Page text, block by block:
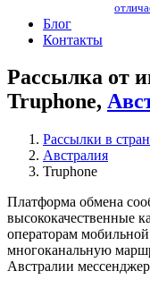
Блог
Контакты
Рассылка от
Truphone,
Рассылки в
Австралия
Truphone
Платформа обмена
высококачественные
операторам
многоканальную
Австралии